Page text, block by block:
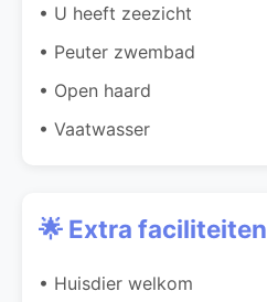
• U heeft zeezicht
• Peuter zwembad
• Open haard
• Vaatwasser
🌟 Extra faciliteiten
• Huisdier welkom